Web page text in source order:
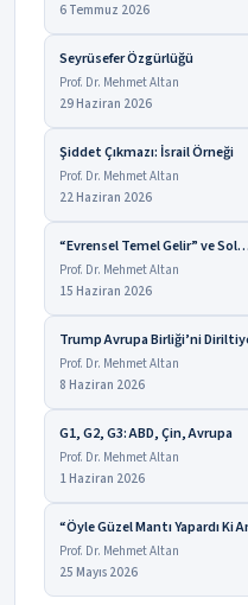
6 Temmuz 2026
Seyrüsefer Özgürlüğü
Prof. Dr. Mehmet Altan
29 Haziran 2026
Şiddet Çıkmazı: İsrail Örneği
Prof. Dr. Mehmet Altan
22 Haziran 2026
“Evrensel Temel Gelir” ve Sol…
Prof. Dr. Mehmet Altan
15 Haziran 2026
Trump Avrupa Birliği’ni
Prof. Dr. Mehmet Altan
8 Haziran 2026
G1, G2, G3: ABD, Çin, Avrupa
Prof. Dr. Mehmet Altan
1 Haziran 2026
“Öyle Güzel Mantı Yapardı Ki
Prof. Dr. Mehmet Altan
25 Mayıs 2026